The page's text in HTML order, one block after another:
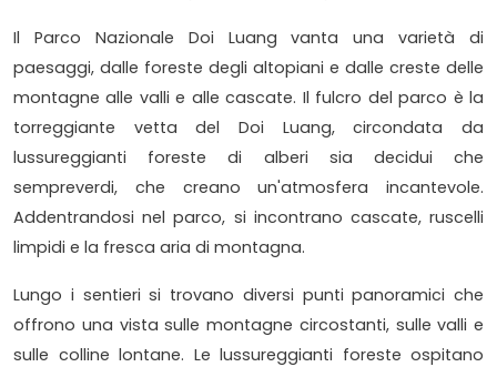
Il Parco Nazionale Doi Luang vanta una varietà di
paesaggi, dalle foreste degli altopiani e dalle creste delle
montagne alle valli e alle cascate. Il fulcro del parco è la
torreggiante vetta del Doi Luang, circondata da
lussureggianti foreste di alberi sia decidui che
sempreverdi, che creano un'atmosfera incantevole.
Addentrandosi nel parco, si incontrano cascate, ruscelli
limpidi e la fresca aria di montagna.
Lungo i sentieri si trovano diversi punti panoramici che
offrono una vista sulle montagne circostanti, sulle valli e
sulle colline lontane. Le lussureggianti foreste ospitano